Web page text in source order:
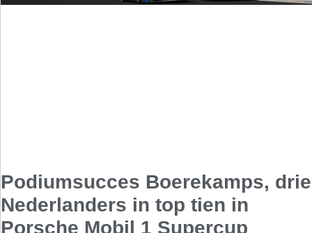
Podiumsucces Boerekamps, drie
Nederlanders in top tien in
Porsche Mobil 1 Supercup